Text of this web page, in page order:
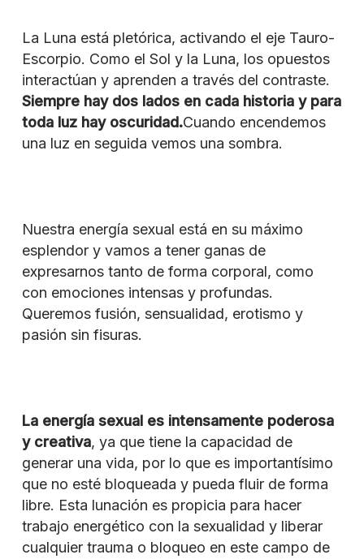
La Luna está pletórica, activando el eje Tauro-
Escorpio. Como el Sol y la Luna, los opuestos
interactúan y aprenden a través del contraste.
Siempre hay dos lados en cada historia y para
toda luz hay oscuridad.Cuando encendemos
una luz en seguida vemos una sombra.
Nuestra energía sexual está en su máximo
esplendor y vamos a tener ganas de
expresarnos tanto de forma corporal, como
con emociones intensas y profundas.
Queremos fusión, sensualidad, erotismo y
pasión sin fisuras.
La energía sexual es intensamente poderosa
y creativa, ya que tiene la capacidad de
generar una vida, por lo que es importantísimo
que no esté bloqueada y pueda fluir de forma
libre. Esta lunación es propicia para hacer
trabajo energético con la sexualidad y liberar
cualquier trauma o bloqueo en este campo de